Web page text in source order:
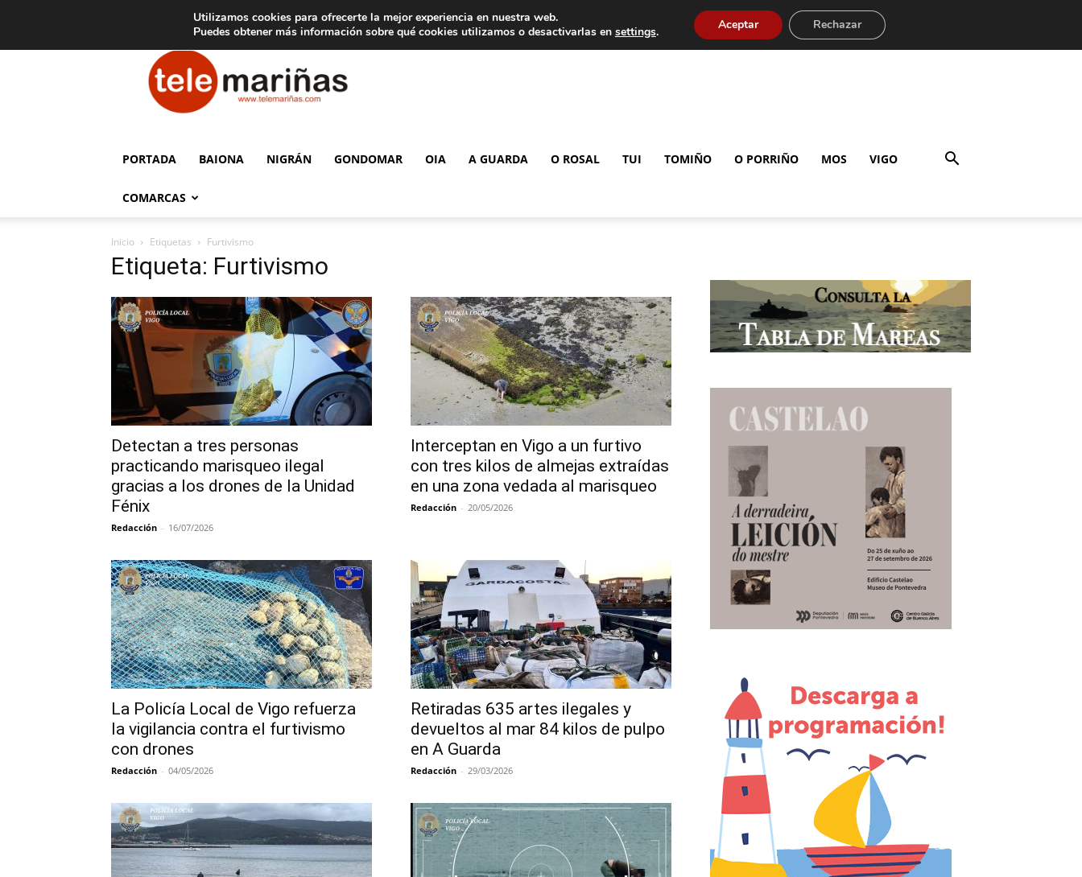
Aviso legal Tarifas de publicidad
Telemariñas
PORTADA BAIONA NIGRÁN GONDOMAR OIA A GUARDA O ROSAL TUI TOMIÑO O PORRIÑO MOS VIGO
COMARCAS
Inicio Etiquetas Furtivismo
Etiqueta: Furtivismo
Detectan a tres personas
practicando marisqueo ilegal
gracias a los drones de la Unidad
Fénix
Redacción - 16/07/2026
Interceptan en Vigo a un furtivo
con tres kilos de almejas extraídas
en una zona vedada al marisqueo
Redacción - 20/05/2026
La Policía Local de Vigo refuerza
la vigilancia contra el furtivismo
con drones
Redacción - 04/05/2026
Retiradas 635 artes ilegales y
devueltos al mar 84 kilos de pulpo
en A Guarda
Redacción - 29/03/2026
Utilizamos cookies para ofrecerte la mejor experiencia en nuestra web.
Puedes obtener más información sobre qué cookies utilizamos o desactivarlas en settings. Aceptar Rechazar